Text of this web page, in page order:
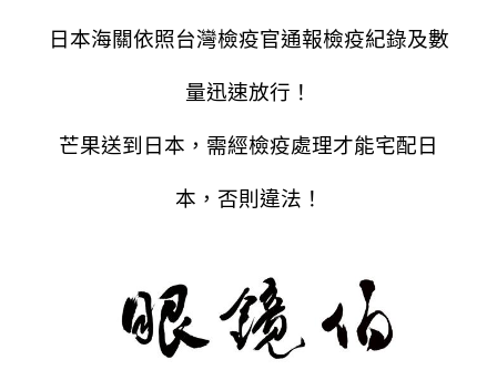
日本海關依照台灣檢疫官通報檢疫紀錄及數
量迅速放行！
芒果送到日本，需經檢疫處理才能宅配日
本，否則違法！